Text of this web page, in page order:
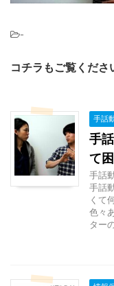
-
コチラもご覧くださ
手話
手
て
手話
手話
くて
色々
ター